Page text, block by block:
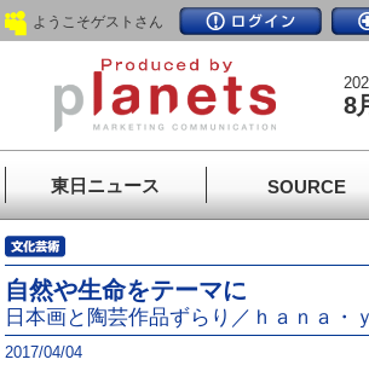
ようこそゲストさん
8
東日ニュース SOURCE
自然や生命をテーマに
日本画と陶芸作品ずらり／ｈａｎａ・
2017/04/04